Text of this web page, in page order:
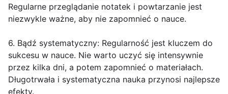
Regularne przeglądanie notatek i powtarzanie jest
niezwykle ważne, aby nie zapomnieć o nauce.
6. Bądź systematyczny: Regularność jest kluczem do
sukcesu w nauce. Nie warto uczyć się intensywnie
przez kilka dni, a potem zapomnieć o materiałach.
Długotrwała i systematyczna nauka przynosi najlepsze
efekty.